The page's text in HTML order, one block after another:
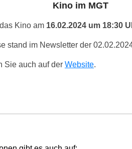
Kino im MGT
Kino am 16.02.2024 um 18:30
stand im Newsletter der
Sie auch auf der Website.